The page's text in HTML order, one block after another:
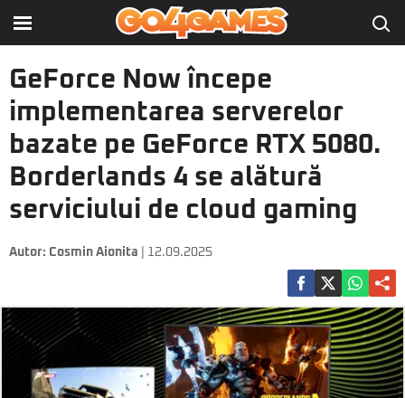
GeForce Now începe
implementarea serverelor
bazate pe GeForce RTX 5080.
Borderlands 4 se alătură
serviciului de cloud gaming
Autor: Cosmin Aionita | 12.09.2025